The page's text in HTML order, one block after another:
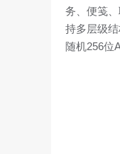
务、便笺
持多层级
随机256位